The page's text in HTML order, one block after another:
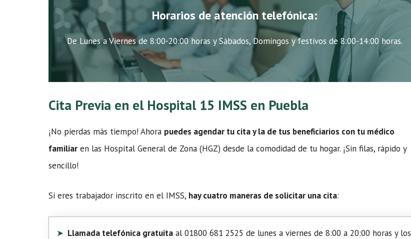
Horarios de atención telefónica:
De Lunes a Viernes de 8:00-20:00 horas y Sábados, Domingos y festivos de 8:00-14:00 horas.
Cita Previa en el Hospital 15 IMSS en Puebla
¡No pierdas más tiempo! Ahora puedes agendar tu cita y la de tus beneficiarios con tu médico
familiar en las Hospital General de Zona (HGZ) desde la comodidad de tu hogar. ¡Sin filas, rápido y
sencillo!
Si eres trabajador inscrito en el IMSS, hay cuatro maneras de solicitar una cita:
Llamada telefónica gratuita al 01800 681 2525 de lunes a viernes de 8:00 a 20:00 horas y los